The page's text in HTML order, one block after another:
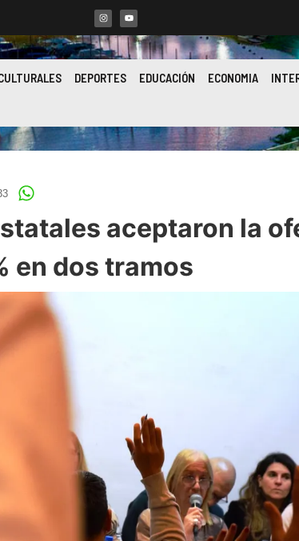
DEPORTES EDUCACIÓN ECONOMIA
aceptaron la
en dos tramos